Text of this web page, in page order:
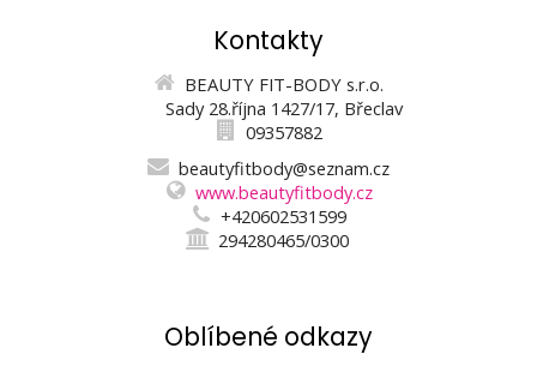
Kontakty
BEAUTY FIT-BODY s.r.o.
Sady 28.října 1427/17, Břeclav
09357882
beautyfitbody@seznam.cz
www.beautyfitbody.cz
+420602531599
294280465/0300
Oblíbené odkazy